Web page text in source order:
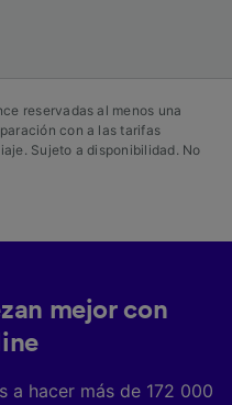
reservadas al menos una
con a las tarifas
Sujeto a disponibilidad. No
mejor con
a hacer más de 172 000